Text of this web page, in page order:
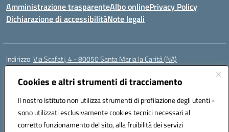
Cookies e altri strumenti di tracciamento
Il nostro Istituto non utilizza strumenti di profilazione degli utenti -
sono utilizzati esclusivamente cookies tecnici necessari al
corretto funzionamento del sito, alla fruibilità dei servizi
Amministrazione trasparenteAlbo onlinePrivacy Policy
Dichiarazione di accessibilitàNote legali
Indirizzo:Via Scafati, 4 - 80050 Santa Maria la Carità (NA)
Centralino:
Posta elettronica certificata (PEC):NAEE21900T@pec.istruzione.it
Codice fiscale: 90016250632
Codice meccanografico:NAEE21900T
Codice Indice delle Pubbliche Amministrazioni (IPA): istsc_naee21900t